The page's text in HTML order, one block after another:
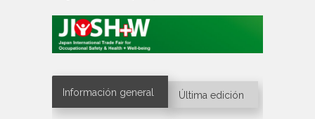
Información general Última edición